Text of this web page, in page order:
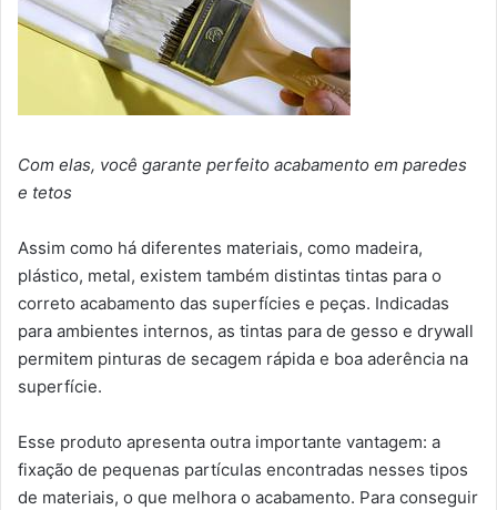
Com elas, você garante perfeito acabamento em paredes
e tetos
Assim como há diferentes materiais, como madeira,
plástico, metal, existem também distintas tintas para o
correto acabamento das superfícies e peças. Indicadas
para ambientes internos, as tintas para de gesso e drywall
permitem pinturas de secagem rápida e boa aderência na
superfície.
Esse produto apresenta outra importante vantagem: a
fixação de pequenas partículas encontradas nesses tipos
de materiais, o que melhora o acabamento. Para conseguir